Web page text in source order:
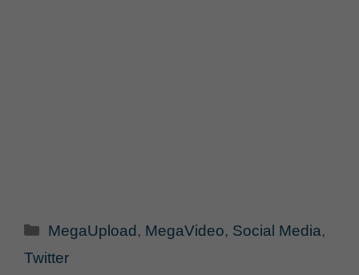
Categorie
MegaUpload, MegaVideo, Social Media,
Twitter